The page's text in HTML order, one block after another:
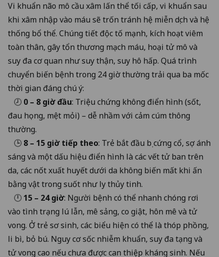
Vi khuẩn não mô cầu xâm lấn thể tối cấp, vi khuẩn sau
khi xâm nhập vào máu sẽ trốn tránh hệ miễn dịch và hệ
thống bổ thể. Chúng tiết độc tố mạnh, kích hoạt viêm
toàn thân, gây tổn thương mạch máu, hoại tử mô và
suy đa cơ quan như suy thận, suy hô hấp. Quá trình
chuyển biến bệnh trong 24 giờ thường trải qua ba mốc
thời gian đáng chú ý:
🕗 0 – 8 giờ đầu: Triệu chứng không điển hình (sốt,
đau họng, mệt mỏi) – dễ nhầm với cảm cúm thông
thường.
🕒 8 – 15 giờ tiếp theo: Trẻ bắt đầu bị cứng cổ, sợ ánh
sáng và một dấu hiệu điển hình là các vết tử ban trên
da, các nốt xuất huyết dưới da không biến mất khi ấn
bằng vật trong suốt như ly thủy tinh.
🕛 15 – 24 giờ: Người bệnh có thể nhanh chóng rơi
vào tình trạng lú lẫn, mê sảng, co giật, hôn mê và tử
vong. Ở trẻ sơ sinh, các biểu hiện có thể là thóp phồng,
li bì, bỏ bú. Nguy cơ sốc nhiễm khuẩn, suy đa tạng và
tử vong cao nếu chưa được can thiệp kháng sinh. Nếu